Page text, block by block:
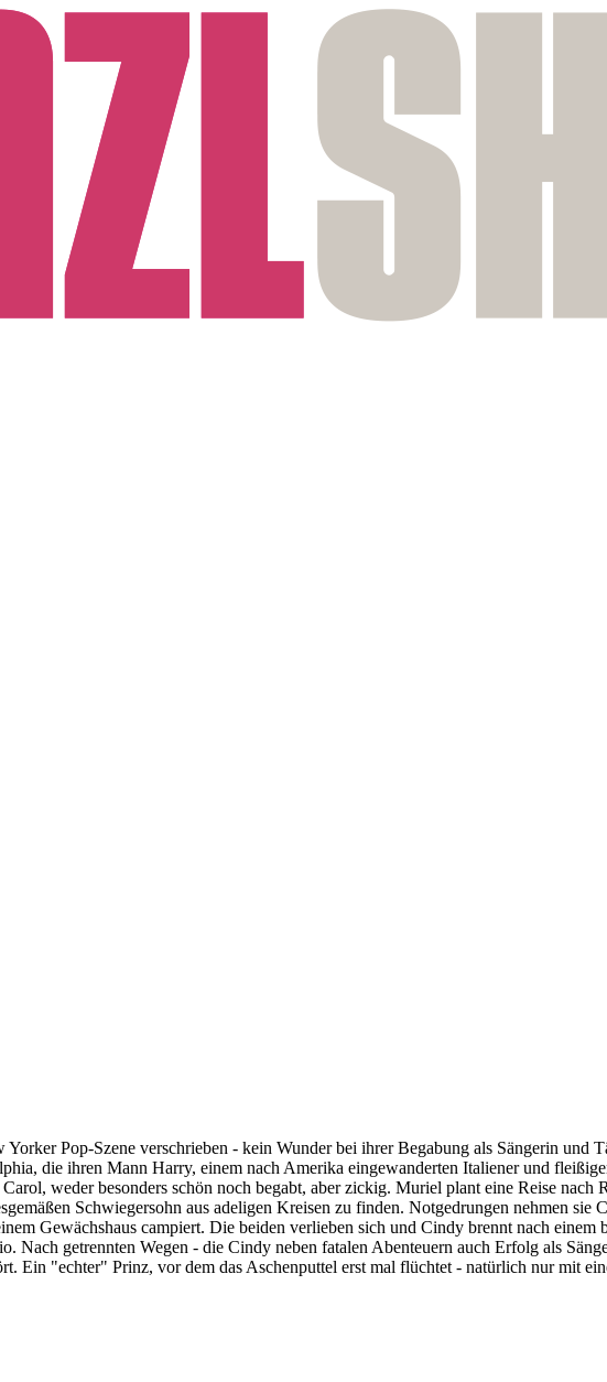
Pop-Szene verschrieben - kein Wunder bei ihrer Begabung als Sängerin und
die ihren Mann Harry, einem nach Amerika eingewanderten Italiener und
weder besonders schön noch begabt, aber zickig. Muriel plant eine Reise nach
Schwiegersohn aus adeligen Kreisen zu finden. Notgedrungen nehmen
Gewächshaus campiert. Die beiden verlieben sich und Cindy brennt nach einem
getrennten Wegen - die Cindy neben fatalen Abenteuern auch Erfolg als
Ein "echter" Prinz, vor dem das Aschenputtel erst mal flüchtet - natürlich nur mit